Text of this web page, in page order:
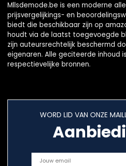
Mllsdemode.be is een moderne
prijsvergelijkings- en
biedt die beschikbaar zijn op
houdt via de laatst toegevoegde
zijn auteursrechtelijk beschermd
eigenaren. Alle geciteerde inhoud
respectievelijke bronnen.
WORD LID VAN ONZE